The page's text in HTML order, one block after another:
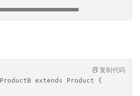
extends Product {
复制代码